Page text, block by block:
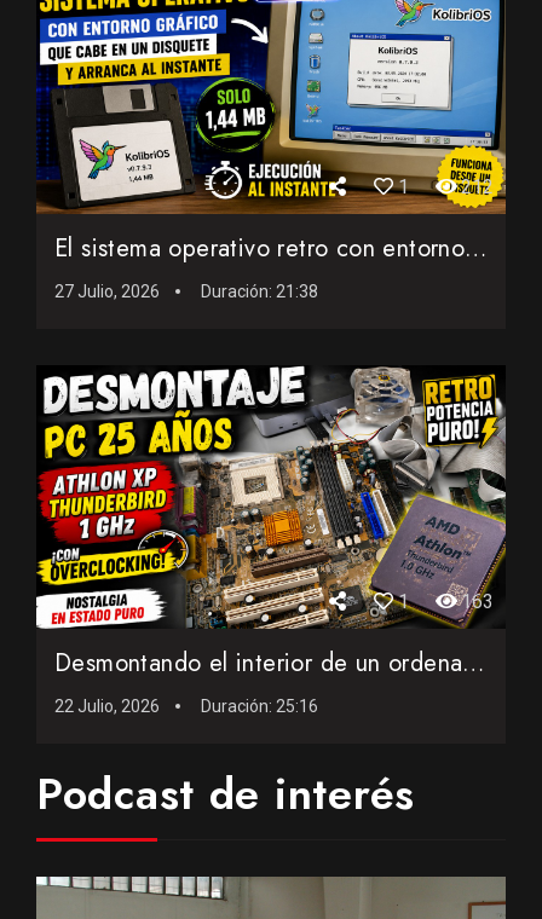
1 212
El sistema operativo retro con entorno gráfico que cabe en ...
27 Julio, 2026 Duración: 21:38
1 163
Desmontando el interior de un ordenador AMD de 25 años con...
22 Julio, 2026 Duración: 25:16
Podcast de interés